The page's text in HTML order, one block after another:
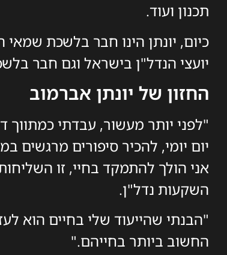
תכנון ועוד.
כיום, יונתן הינו חבר בלשכת
יועצי הנדל"ן בישראל וגם חבר
החזון של יונתן אברמוב
"לפני יותר מעשור, עבדתי
יום יומי, להכיר סיפורים מרגשים
אני הולך להתמקד בחיי, זו
השקעות נדל"ן.
"הבנתי שהייעוד שלי בחיים הוא
החשוב ביותר בחייהם."